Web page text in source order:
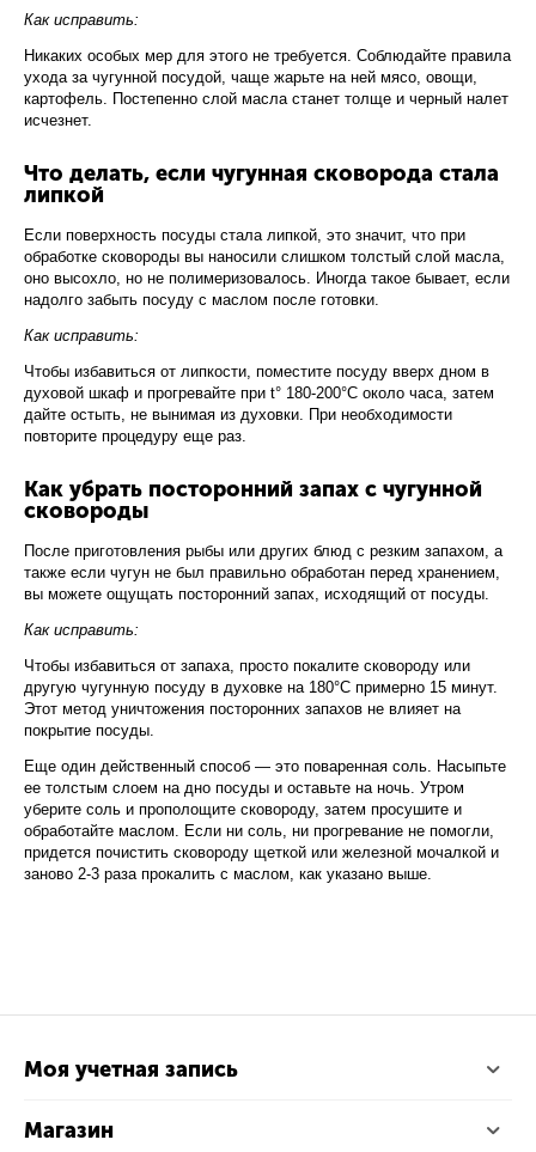
Как исправить:
Никаких особых мер для этого не требуется. Соблюдайте правила
ухода за чугунной посудой, чаще жарьте на ней мясо, овощи,
картофель. Постепенно слой масла станет толще и черный налет
исчезнет.
Что делать, если чугунная сковорода стала
липкой
Если поверхность посуды стала липкой, это значит, что при
обработке сковороды вы наносили слишком толстый слой масла,
оно высохло, но не полимеризовалось. Иногда такое бывает, если
надолго забыть посуду с маслом после готовки.
Как исправить:
Чтобы избавиться от липкости, поместите посуду вверх дном в
духовой шкаф и прогревайте при t° 180-200°С около часа, затем
дайте остыть, не вынимая из духовки. При необходимости
повторите процедуру еще раз.
Как убрать посторонний запах с чугунной
сковороды
После приготовления рыбы или других блюд с резким запахом, а
также если чугун не был правильно обработан перед хранением,
вы можете ощущать посторонний запах, исходящий от посуды.
Как исправить:
Чтобы избавиться от запаха, просто покалите сковороду или
другую чугунную посуду в духовке на 180°С примерно 15 минут.
Этот метод уничтожения посторонних запахов не влияет на
покрытие посуды.
Еще один действенный способ — это поваренная соль. Насыпьте
ее толстым слоем на дно посуды и оставьте на ночь. Утром
уберите соль и прополощите сковороду, затем просушите и
обработайте маслом. Если ни соль, ни прогревание не помогли,
придется почистить сковороду щеткой или железной мочалкой и
заново 2-3 раза прокалить с маслом, как указано выше.
Моя учетная запись
Магазин